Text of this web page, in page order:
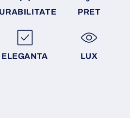
PRET
ELEGANTA LUX